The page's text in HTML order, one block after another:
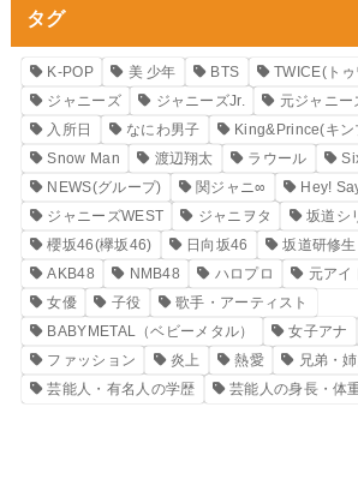
タグ
K-POP 美 少年 BTS
TWICE(ト
ジャニーズ
ジャニーズJr.
元ジャニー
入所日
なにわ男子 King&Prince(キン
Snow Man
渡辺翔太 ラウール
NEWS(グループ)
関ジャニ∞
Hey!
ジャニーズWEST
ジャニヲタ 坂道シ
櫻坂46(欅坂46)
日向坂46 坂道研修生
AKB48
NMB48 ハロプロ 元アイ
女優
子役
歌手・アーティスト
BABYMETAL（ベビーメタル）
女子アナ
ファッション
炎上 熱愛
兄弟・
芸能人・有名人の学歴
芸能人の身長・体